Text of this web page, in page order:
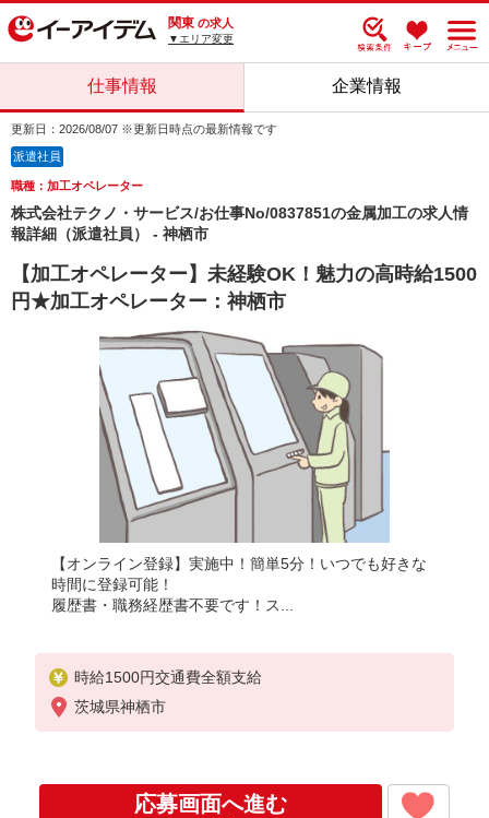
関東 の求人
▼エリア変更
仕事情報 企業情報
更新日：2026/08/07 ※更新日時点の最新情報です
派遣社員
職種：加工オペレーター
株式会社テクノ・サービス/お仕事No/0837851の金属加工の求人情
報詳細（派遣社員） - 神栖市
【加工オペレーター】未経験OK！魅力の高時給1500
円★加工オペレーター：神栖市
【オンライン登録】実施中！簡単5分！いつでも好きな
時間に登録可能！
履歴書・職務経歴書不要です！ス...
時給1500円交通費全額支給
茨城県神栖市
応募画面へ進む